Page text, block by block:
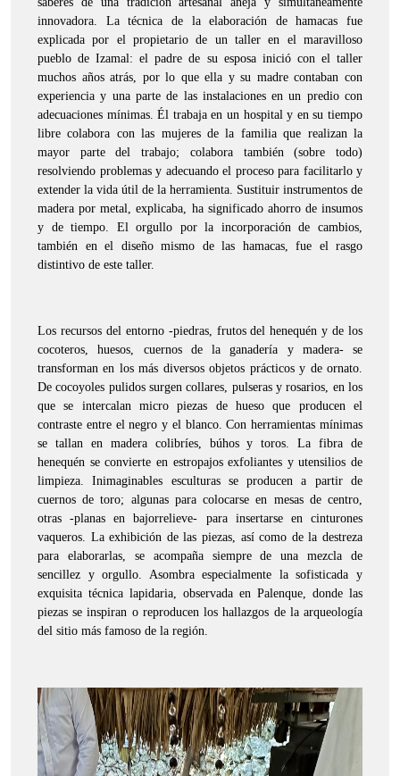
innovadora. La técnica de la elaboración de hamacas fue
explicada por el propietario de un taller en el maravilloso
pueblo de Izamal: el padre de su esposa inició con el taller
muchos años atrás, por lo que ella y su madre contaban con
experiencia y una parte de las instalaciones en un predio con
adecuaciones mínimas. Él trabaja en un hospital y en su tiempo
libre colabora con las mujeres de la familia que realizan la
mayor parte del trabajo; colabora también (sobre todo)
resolviendo problemas y adecuando el proceso para facilitarlo y
extender la vida útil de la herramienta. Sustituir instrumentos de
madera por metal, explicaba, ha significado ahorro de insumos
y de tiempo. El orgullo por la incorporación de cambios,
también en el diseño mismo de las hamacas, fue el rasgo
distintivo de este taller.
Los recursos del entorno -piedras, frutos del henequén y de los
cocoteros, huesos, cuernos de la ganadería y madera- se
transforman en los más diversos objetos prácticos y de ornato.
De cocoyoles pulidos surgen collares, pulseras y rosarios, en los
que se intercalan micro piezas de hueso que producen el
contraste entre el negro y el blanco. Con herramientas mínimas
se tallan en madera colibríes, búhos y toros. La fibra de
henequén se convierte en estropajos exfoliantes y utensilios de
limpieza. Inimaginables esculturas se producen a partir de
cuernos de toro; algunas para colocarse en mesas de centro,
otras -planas en bajorrelieve- para insertarse en cinturones
vaqueros. La exhibición de las piezas, así como de la destreza
para elaborarlas, se acompaña siempre de una mezcla de
sencillez y orgullo. Asombra especialmente la sofisticada y
exquisita técnica lapidaria, observada en Palenque, donde las
piezas se inspiran o reproducen los hallazgos de la arqueología
del sitio más famoso de la región.